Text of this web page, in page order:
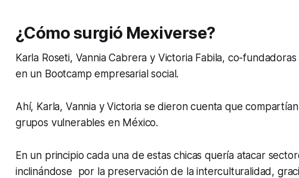
¿Cómo surgió Mexiverse?
Karla Roseti, Vannia Cabrera y Victoria Fabila, co-
en un Bootcamp empresarial social.
Ahí, Karla, Vannia y Victoria se dieron cuenta que
grupos vulnerables en México.
En un principio cada una de estas chicas quería atacar
inclinándose por la preservación de la interculturalidad,